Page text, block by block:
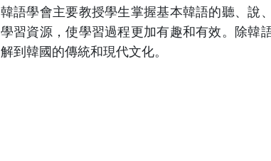
韓語學會主要教授學生掌握基本韓語的聽、說
學習資源，使學習過程更加有趣和有效。除韓
解到韓國的傳統和現代文化。